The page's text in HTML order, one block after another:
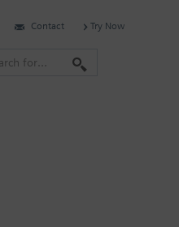
Contact Try Now